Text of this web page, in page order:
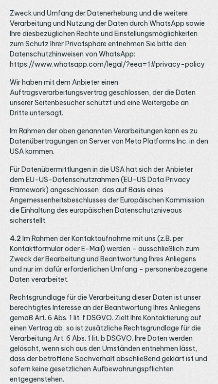
Zweck und Umfang der Datenerhebung und die weitere
Verarbeitung und Nutzung der Daten durch WhatsApp sowie
Ihre diesbezüglichen Rechte und Einstellungsmöglichkeiten
zum Schutz Ihrer Privatsphäre entnehmen Sie bitte den
Datenschutzhinweisen von WhatsApp:
https://www.whatsapp.com/legal/?eea=1#privacy-policy
Wir haben mit dem Anbieter einen
Auftragsverarbeitungsvertrag geschlossen, der die Daten
unserer Seitenbesucher schützt und eine Weitergabe an
Dritte untersagt.
Im Rahmen der oben genannten Verarbeitungen kann es zu
Datenübertragungen an Server von Meta Platforms Inc. in den
USA kommen.
Für Datenübermittlungen in die USA hat sich der Anbieter
dem EU-US-Datenschutzrahmen (EU-US Data Privacy
Framework) angeschlossen, das auf Basis eines
Angemessenheitsbeschlusses der Europäischen Kommission
die Einhaltung des europäischen Datenschutzniveaus
sicherstellt.
4.2 Im Rahmen der Kontaktaufnahme mit uns (z.B. per
Kontaktformular oder E-Mail) werden – ausschließlich zum
Zweck der Bearbeitung und Beantwortung Ihres Anliegens
und nur im dafür erforderlichen Umfang – personenbezogene
Daten verarbeitet.
Rechtsgrundlage für die Verarbeitung dieser Daten ist unser
berechtigtes Interesse an der Beantwortung Ihres Anliegens
gemäß Art. 6 Abs. 1 lit. f DSGVO. Zielt Ihre Kontaktierung auf
einen Vertrag ab, so ist zusätzliche Rechtsgrundlage für die
Verarbeitung Art. 6 Abs. 1 lit. b DSGVO. Ihre Daten werden
gelöscht, wenn sich aus den Umständen entnehmen lässt,
dass der betroffene Sachverhalt abschließend geklärt ist und
sofern keine gesetzlichen Aufbewahrungspflichten
entgegenstehen.